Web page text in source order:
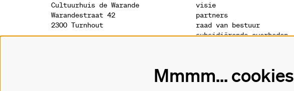
Cultuurhuis de Warande
Warandestraat 42
2300 Turnhout
visie
partners
raad van bestuur
subsidiërende overheden
privacyverklaring
Mmmm... cookies